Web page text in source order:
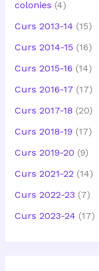
colonies (4)
Curs 2013-14 (15)
Curs 2014-15 (16)
Curs 2015-16 (14)
Curs 2016-17 (17)
Curs 2017-18 (20)
Curs 2018-19 (17)
Curs 2019-20 (9)
Curs 2021-22 (14)
Curs 2022-23 (7)
Curs 2023-24 (17)